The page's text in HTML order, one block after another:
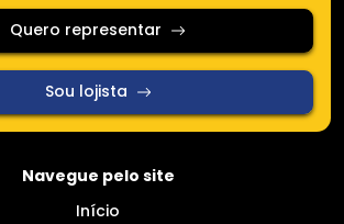
Quero representar
Sou lojista
Navegue pelo site
Início